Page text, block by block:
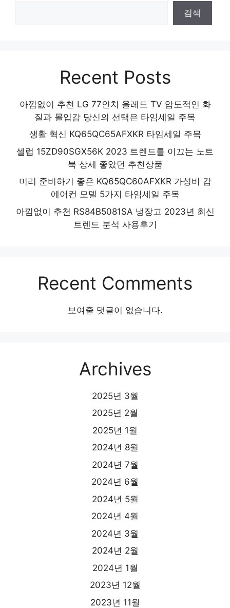
검색
Recent Posts
아낌없이 추천 LG 77인치 올레드 TV 압도적인 화
질과 몰입감 당신의 선택은 타임세일 주목
생활 혁신 KQ65QC65AFXKR 타임세일 주목
셀럽 15ZD90SGX56K 2023 트렌드를 이끄는 노트
북 상세 좋았던 추천상품
미리 준비하기 좋은 KQ65QC60AFXKR 가성비 갑
에어컨 모델 5가지 타임세일 주목
아낌없이 추천 RS84B5081SA 냉장고 2023년 최신
트렌드 분석 사용후기
Recent Comments
보여줄 댓글이 없습니다.
Archives
2025년 3월
2025년 2월
2025년 1월
2024년 8월
2024년 7월
2024년 6월
2024년 5월
2024년 4월
2024년 3월
2024년 2월
2024년 1월
2023년 12월
2023년 11월